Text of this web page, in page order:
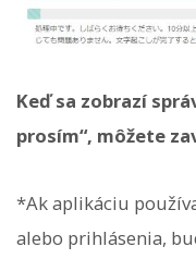
Keď sa zobrazí
prosím“, môžete
*Ak aplikáciu
alebo prihlásenia,